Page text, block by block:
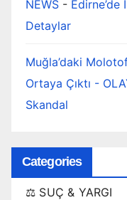
NEWS -
Detaylar
Muğla’daki
Ortaya Çıktı -
Skandal
Categories
⚖️ SUÇ & YARGI